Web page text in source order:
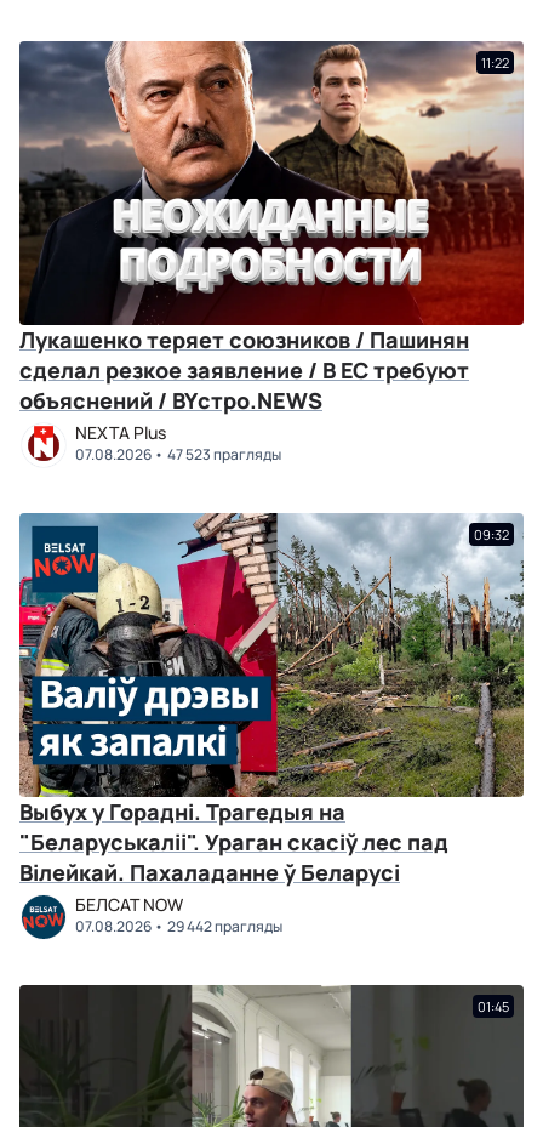
11:22
Лукашенко теряет союзников / Пашинян
сделал резкое заявление / В ЕС требуют
объяснений / BYстро.NEWS
NEXTA Plus
07.08.2026 47 523 прагляды
09:32
Выбух у Горадні. Трагедыя на
"Беларуськаліі". Ураган скасіў лес пад
Вілейкай. Пахаладанне ў Беларусі
БЕЛСАТ NOW
07.08.2026 29 442 прагляды
01:45